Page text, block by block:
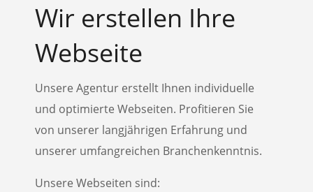
Wir erstellen Ihre
Webseite
Unsere Agentur erstellt Ihnen individuelle
und optimierte Webseiten. Profitieren Sie
von unserer langjährigen Erfahrung und
unserer umfangreichen Branchenkenntnis.
Unsere Webseiten sind: